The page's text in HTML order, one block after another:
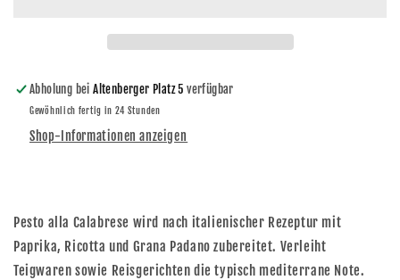
Ricotta
je
125g
im
Ricotta
je
125g
im
Abholung beiAltenberger Platz 5 verfügbar
Gewöhnlich fertig in 24 Stunden
Shop-Informationen anzeigen
Pesto alla Calabrese wird nach italienischer Rezeptur mit
Paprika, Ricotta und Grana Padano zubereitet. Verleiht
Teigwaren sowie Reisgerichten die typisch mediterrane Note.